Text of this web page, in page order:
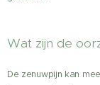
Wat zijn de
De zenuwpijn kan